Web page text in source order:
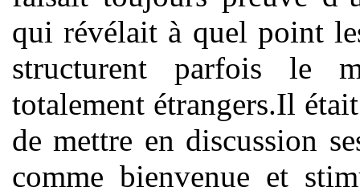
qui révélait à quel point
structurent parfois le
totalement étrangers.Il
de mettre en discussion
comme bienvenue et